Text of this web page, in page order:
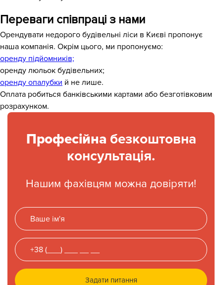
Переваги співпраці з нами
Орендувати недорого будівельні ліси в Києві пропонує
наша компанія. Окрім цього, ми пропонуємо:
оренду підйомників;
оренду люльок будівельних;
оренду опалубки й не лише.
Оплата робиться банківськими картами або безготівковим
розрахунком.
Професійна безкоштовна
консультація.
Нашим фахівцям можна довіряти!
Задати питання